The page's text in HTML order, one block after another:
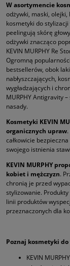
W asortymencie
odżywki, maski,
kosmetyki do stylizacji
peelingują skórę
odżywki znacząco
KEVIN MURPHY Re
Ogromną
bestsellerów, obok
nabłyszczających,
wygładzających i
MURPHYAntigravity–
nasady.
Kosmetyki KEVIN
organicznych upraw
całkowicie
swojego istnienia
KEVIN MURPHY
kobiet i mężczyzn.
chronią je przed
stylizowanie.
linii produktów
przeznaczonych dla
Poznaj kosmetyki do
KEVIN